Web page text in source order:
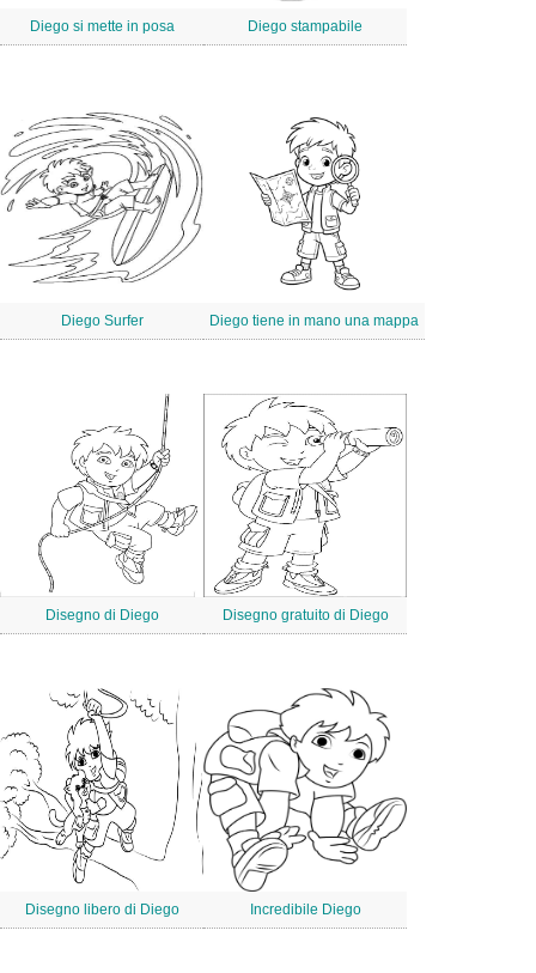
Diego si mette in posa Diego stampabile
Diego Surfer Diego tiene in mano una mappa
Disegno di Diego Disegno gratuito di Diego
Disegno libero di Diego Incredibile Diego